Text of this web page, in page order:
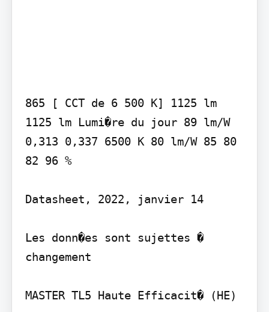
865 [ CCT de 6 500 K] 1125 lm
1125 lm Lumi�re du jour 89 lm/W
0,313 0,337 6500 K 80 lm/W 85 80
82 96 %
Datasheet, 2022, janvier 14
Les donn�es sont sujettes �
changement
MASTER TL5 Haute Efficacit� (HE)